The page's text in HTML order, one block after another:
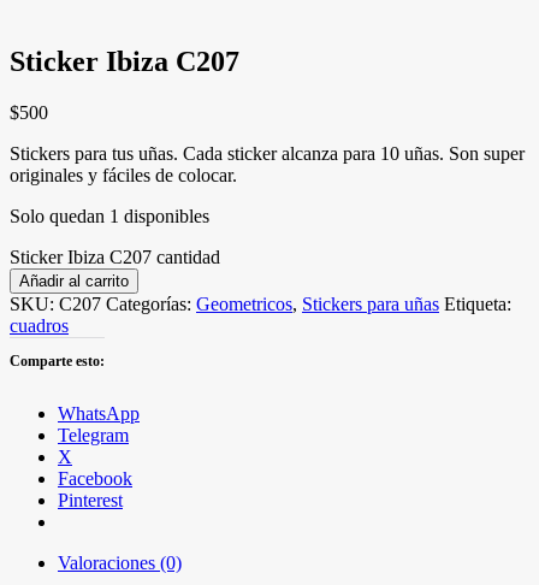
Sticker Ibiza C207
$500
Stickers para tus uñas. Cada sticker alcanza para 10 uñas. Son super
originales y fáciles de colocar.
Solo quedan 1 disponibles
Sticker Ibiza C207 cantidad
Añadir al carrito
SKU: C207 Categorías: Geometricos, Stickers para uñas Etiqueta:
cuadros
Comparte esto:
WhatsApp
Telegram
X
Facebook
Pinterest
Valoraciones (0)